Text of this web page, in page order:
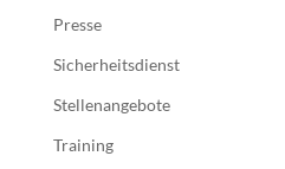
Presse
Sicherheitsdienst
Stellenangebote
Training